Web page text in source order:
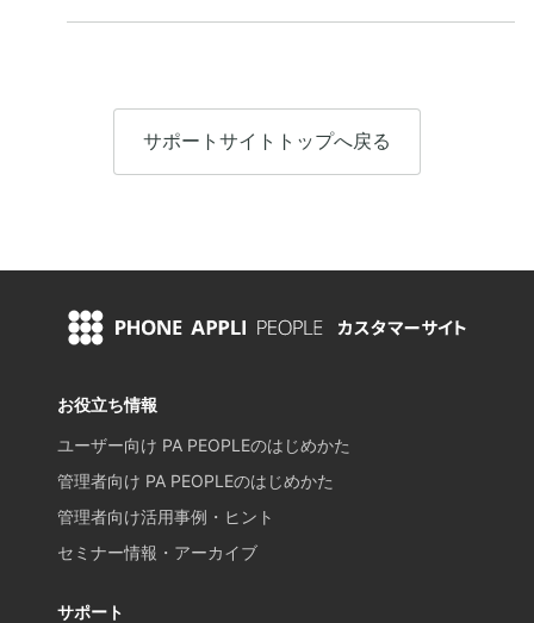
サポートサイトトップへ戻る
お役立ち情報
ユーザー向け PA PEOPLEのはじめかた
管理者向け PA PEOPLEのはじめかた
管理者向け活用事例・ヒント
セミナー情報・アーカイブ
サポート